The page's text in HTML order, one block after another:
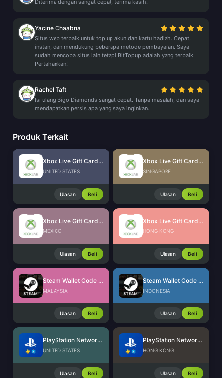
Diterima dengan sangat cepat, terima kasih.
Yacine Chaabna
Situs web terbaik untuk top up akun dan kartu hadiah. Cepat,
instan, dan mendukung beberapa metode pembayaran. Saya
sudah mencoba situs lain tetapi BitTopup adalah yang terbaik.
Pertahankan!
Rachel Taft
Isi ulang Bigo Diamonds sangat cepat. Tanpa masalah, dan saya
mendapatkan persis apa yang saya inginkan.
Produk Terkait
Xbox Live Gift Card (US)
UNITED STATES
Ulasan Beli
Xbox Live Gift Card (SG)
SINGAPORE
Ulasan Beli
Xbox Live Gift Card (MX)
MEXICO
Ulasan Beli
Xbox Live Gift Card (HK)
HONG KONG
Ulasan Beli
Steam Wallet Code (MYR)
MALAYSIA
Ulasan Beli
Steam Wallet Code (IDR)
INDONESIA
Ulasan Beli
PlayStation Network Card (US)
UNITED STATES
Ulasan Beli
PlayStation Network Card (HK)
HONG KONG
Ulasan Beli